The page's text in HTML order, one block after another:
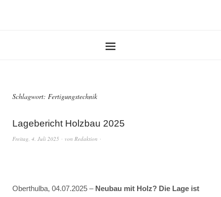
Schlagwort: Fertigungstechnik
Lagebericht Holzbau 2025
Freitag, 4. Juli 2025 von Redaktion
Oberthulba, 04.07.2025 – Neubau mit Holz? Die Lage ist